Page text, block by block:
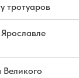
тротуаров